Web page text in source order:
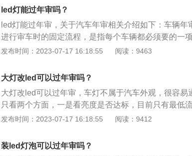
扩大了车前方的视觉范围，从而营造出更为安全的驾
合雾灯一起使用。聚光性不好。
led灯能过年审吗？
led灯能过年审，关于汽车年审相关介绍如下：车辆年
进行审车时的固定流程，是指每个车辆都必须要的一
检，及时消除车辆安全隐患，减少交通事故的发生。
料。机动车驾驶人可以在机动车驾驶证核发地或者核
提交身体条件证明。
发布时间：2023-07-17 16:18:55 阅读：9463
大灯改led可以过年审吗？
大灯改led可以过年审，车灯不属于汽车外观，很容易
只看两个方面，一是看亮度是否达标，目前只有最低
流明，二是看角度是否合格，只要远近光角度没问题
成，一般都是组合成一定的形状，例如一条灯线或者
发布时间：2023-07-17 16:18:55 阅读：9412
装led灯泡可以过年审吗？